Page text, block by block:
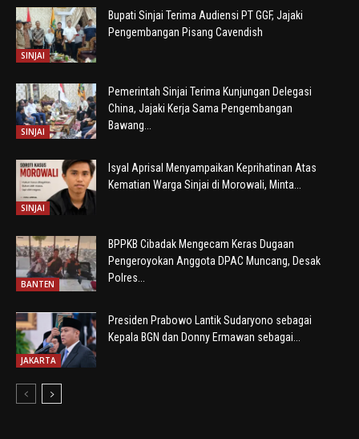
SINJAI
Bupati Sinjai Terima Audiensi PT GGF, Jajaki
Pengembangan Pisang Cavendish
SINJAI
Pemerintah Sinjai Terima Kunjungan Delegasi
China, Jajaki Kerja Sama Pengembangan
Bawang...
SINJAI
Isyal Aprisal Menyampaikan Keprihatinan Atas
Kematian Warga Sinjai di Morowali, Minta...
BANTEN
BPPKB Cibadak Mengecam Keras Dugaan
Pengeroyokan Anggota DPAC Muncang, Desak
Polres...
JAKARTA
Presiden Prabowo Lantik Sudaryono sebagai
Kepala BGN dan Donny Ermawan sebagai...